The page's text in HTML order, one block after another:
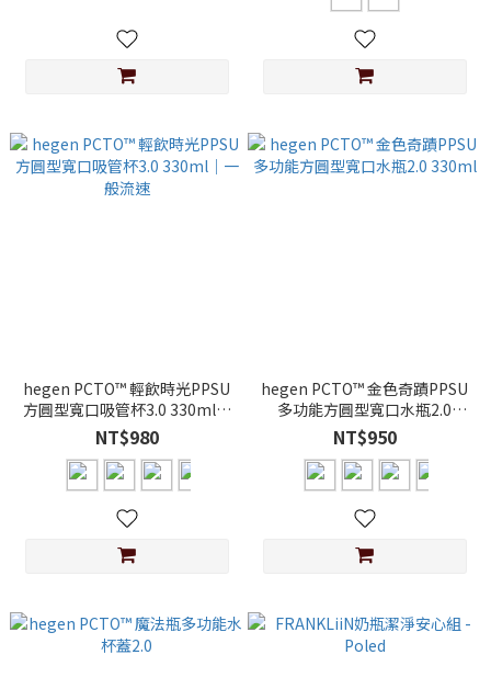
hegen PCTO™ 輕飲時光PPSU
方圓型寬口吸管杯3.0 330ml｜
一般流速
NT$980
hegen PCTO™ 金色奇蹟PPSU
多功能方圓型寬口水瓶2.0
330ml
NT$950